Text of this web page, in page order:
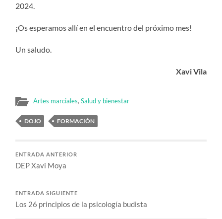
2024.
¡Os esperamos allí en el encuentro del próximo mes!
Un saludo.
Xavi Vila
Artes marciales,Salud y bienestar
DOJO FORMACIÓN
ENTRADA ANTERIOR
DEP Xavi Moya
ENTRADA SIGUIENTE
Los 26 principios de la psicología budista